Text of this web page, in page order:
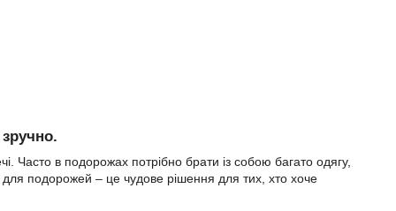
Часто в подорожах потрібно брати із собою багато одягу,
для подорожей – це чудове рішення для тих, хто хоче